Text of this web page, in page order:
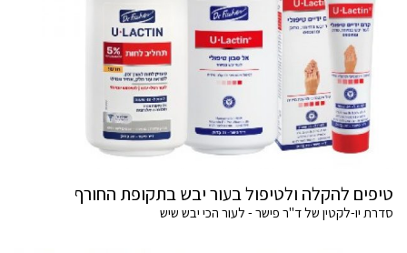
טיפים להקלה ולטיפול בעור יבש בתקופת החורף
סדרת יו-לקטין של ד"ר פישר - לעור הכי יבש שיש